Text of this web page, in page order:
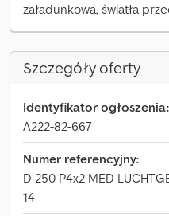
załadunkowa, światła
Szczegóły oferty
Identyfikator ogłoszenia:
A222-82-667
Numer referencyjny:
D 250 P4x2 MED
14